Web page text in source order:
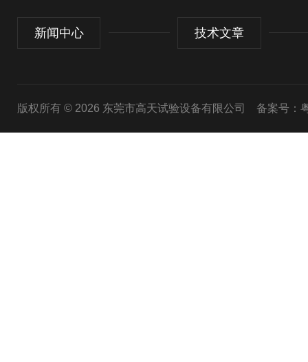
新闻中心 技术文章
版权所有 © 2026 东莞市高天试验设备有限公司 备案号：